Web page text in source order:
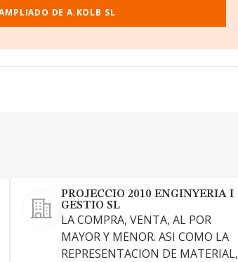
DE A.KOLB SL
PROJECCIO 2010 ENGINYERIA I
GESTIO SL
LA COMPRA, VENTA, AL POR
MAYOR Y MENOR. ASI COMO LA
REPRESENTACION DE MATERIAL,